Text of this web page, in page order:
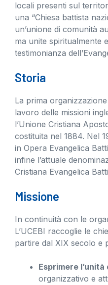
locali presenti sul
una “Chiesa battista
un’unione di comunità
ma unite spiritualmente
testimonianza
Storia
La prima
lavoro delle missioni
l’Unione Cristiana
costituita nel 1884. Nel
in Opera Evangelica
infine l’attuale
Cristiana Evangelica
Missione
In continuità con le
L’UCEBI raccoglie le
partire dal XIX secolo e
Esprimere
organizzativo e